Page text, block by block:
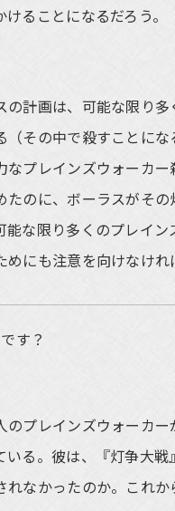
ることになるだろう
計画は、可能な限り
その中で殺すことに
プレインズウォーカ
のに、ボーラスがそ
能な限り多くのプレイ
にも注意を向けなけれ
す？
プレインズウォーカ
る。彼は、『灯争大
なかったのか。これ